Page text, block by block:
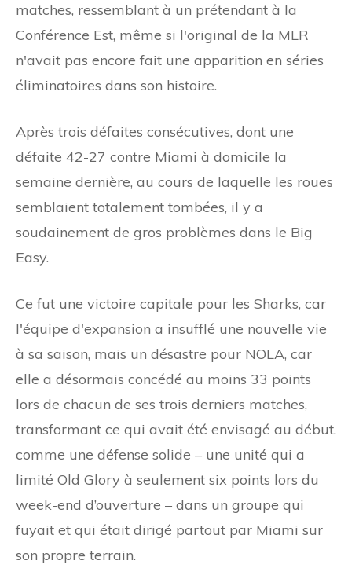
matches, ressemblant à un prétendant à la
Conférence Est, même si l'original de la MLR
n'avait pas encore fait une apparition en séries
éliminatoires dans son histoire.
Après trois défaites consécutives, dont une
défaite 42-27 contre Miami à domicile la
semaine dernière, au cours de laquelle les roues
semblaient totalement tombées, il y a
soudainement de gros problèmes dans le Big
Easy.
Ce fut une victoire capitale pour les Sharks, car
l'équipe d'expansion a insufflé une nouvelle vie
à sa saison, mais un désastre pour NOLA, car
elle a désormais concédé au moins 33 points
lors de chacun de ses trois derniers matches,
transformant ce qui avait été envisagé au début.
comme une défense solide – une unité qui a
limité Old Glory à seulement six points lors du
week-end d’ouverture – dans un groupe qui
fuyait et qui était dirigé partout par Miami sur
son propre terrain.